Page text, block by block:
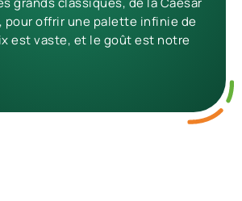
pour offrir une palette infinie de
est vaste, et le goût est notre